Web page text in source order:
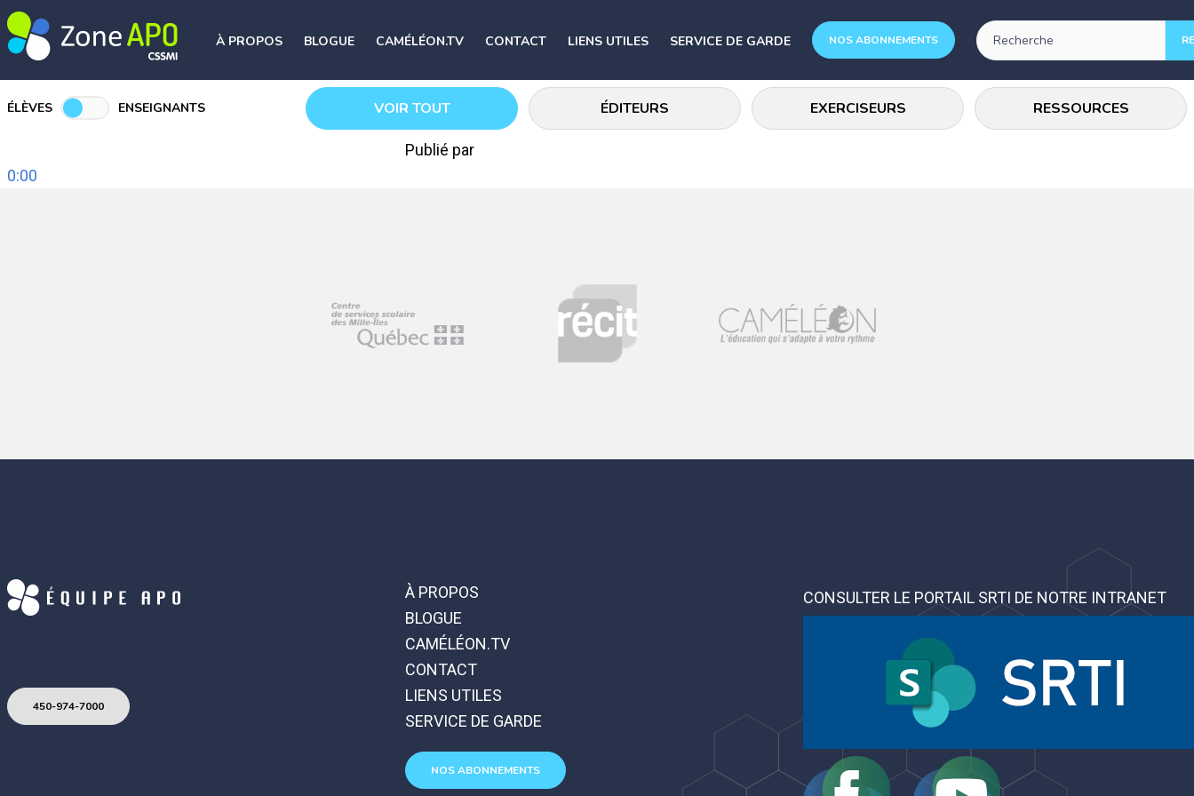
À PROPOS BLOGUE CAMÉLÉON.TV CONTACT LIENS UTILES SERVICE DE GARDE NOS ABONNEMENTS
ÉLÈVES ENSEIGNANTS VOIR TOUT ÉDITEURS EXERCISEURS RESSOURCES
0:00
Publié par
450-974-7000
À PROPOS
BLOGUE
CAMÉLÉON.TV
CONTACT
LIENS UTILES
SERVICE DE GARDE
NOS ABONNEMENTS
CONSULTER LE PORTAIL SRTI DE NOTRE INTRANET